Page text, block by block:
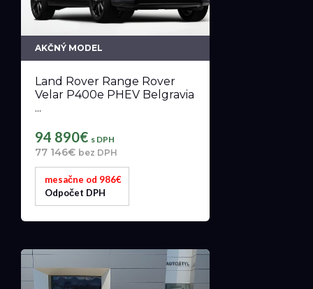
AKČNÝ MODEL
Land Rover Range Rover
Velar P400e PHEV Belgravia
...
94 890€ s DPH
77 146€ bez DPH
mesačne od 986€
Odpočet DPH